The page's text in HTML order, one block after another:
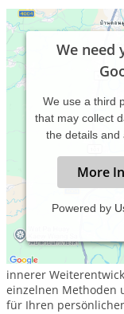
We need
We use a third
that may collect
the details and
More
Powered by
Meine Arbeit
sowohl bei
auch dem Wunsch
innerer
einzelnen Methoden
für Ihren